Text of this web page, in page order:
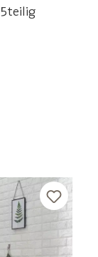
5teilig